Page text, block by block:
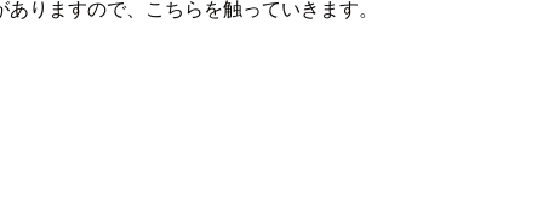
りますので、こちらを触っていきます。